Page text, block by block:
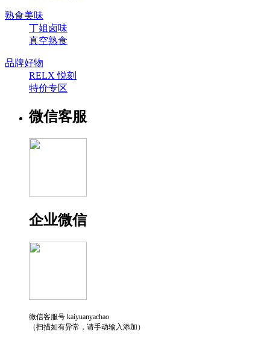
熟食美味
丁姐卤味
真空熟食
品牌好物
RELX 悦刻
特价专区
微信客服
企业微信
微信客服号 kaiyuanyachao
（扫描如有异常，请手动输入添加）